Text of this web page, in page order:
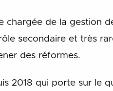
chargée de la gestion
secondaire et très
des réformes.
2018 qui porte sur le